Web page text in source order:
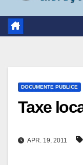
DOCUMENTE PUBLICE
Taxe
APR. 19, 2011